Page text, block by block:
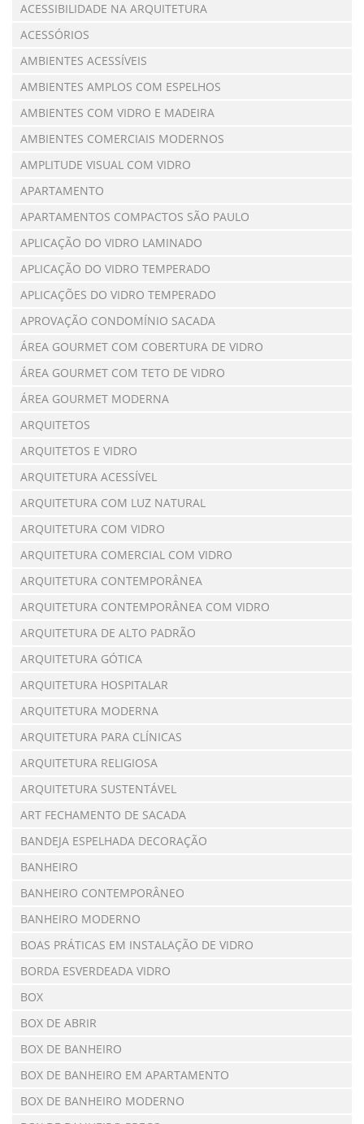
ACESSIBILIDADE NA ARQUITETURA
ACESSÓRIOS
AMBIENTES ACESSÍVEIS
AMBIENTES AMPLOS COM ESPELHOS
AMBIENTES COM VIDRO E MADEIRA
AMBIENTES COMERCIAIS MODERNOS
AMPLITUDE VISUAL COM VIDRO
APARTAMENTO
APARTAMENTOS COMPACTOS SÃO PAULO
APLICAÇÃO DO VIDRO LAMINADO
APLICAÇÃO DO VIDRO TEMPERADO
APLICAÇÕES DO VIDRO TEMPERADO
APROVAÇÃO CONDOMÍNIO SACADA
ÁREA GOURMET COM COBERTURA DE VIDRO
ÁREA GOURMET COM TETO DE VIDRO
ÁREA GOURMET MODERNA
ARQUITETOS
ARQUITETOS E VIDRO
ARQUITETURA ACESSÍVEL
ARQUITETURA COM LUZ NATURAL
ARQUITETURA COM VIDRO
ARQUITETURA COMERCIAL COM VIDRO
ARQUITETURA CONTEMPORÂNEA
ARQUITETURA CONTEMPORÂNEA COM VIDRO
ARQUITETURA DE ALTO PADRÃO
ARQUITETURA GÓTICA
ARQUITETURA HOSPITALAR
ARQUITETURA MODERNA
ARQUITETURA PARA CLÍNICAS
ARQUITETURA RELIGIOSA
ARQUITETURA SUSTENTÁVEL
ART FECHAMENTO DE SACADA
BANDEJA ESPELHADA DECORAÇÃO
BANHEIRO
BANHEIRO CONTEMPORÂNEO
BANHEIRO MODERNO
BOAS PRÁTICAS EM INSTALAÇÃO DE VIDRO
BORDA ESVERDEADA VIDRO
BOX
BOX DE ABRIR
BOX DE BANHEIRO
BOX DE BANHEIRO EM APARTAMENTO
BOX DE BANHEIRO MODERNO